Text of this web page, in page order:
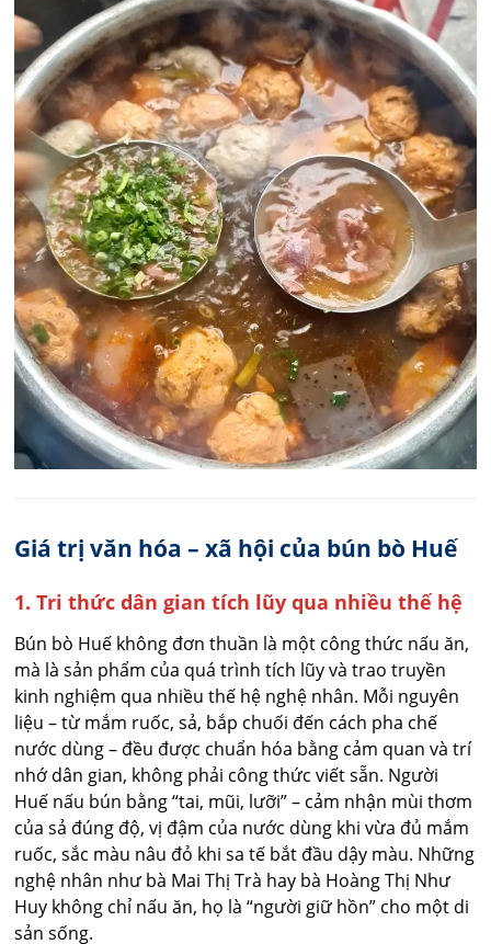
Giá trị văn hóa – xã hội của bún bò Huế
1. Tri thức dân gian tích lũy qua nhiều thế hệ
Bún bò Huế không đơn thuần là một công thức nấu ăn,
mà là sản phẩm của quá trình tích lũy và trao truyền
kinh nghiệm qua nhiều thế hệ nghệ nhân. Mỗi nguyên
liệu – từ mắm ruốc, sả, bắp chuối đến cách pha chế
nước dùng – đều được chuẩn hóa bằng cảm quan và trí
nhớ dân gian, không phải công thức viết sẵn. Người
Huế nấu bún bằng “tai, mũi, lưỡi” – cảm nhận mùi thơm
của sả đúng độ, vị đậm của nước dùng khi vừa đủ mắm
ruốc, sắc màu nâu đỏ khi sa tế bắt đầu dậy màu. Những
nghệ nhân như bà Mai Thị Trà hay bà Hoàng Thị Như
Huy không chỉ nấu ăn, họ là “người giữ hồn” cho một di
sản sống.